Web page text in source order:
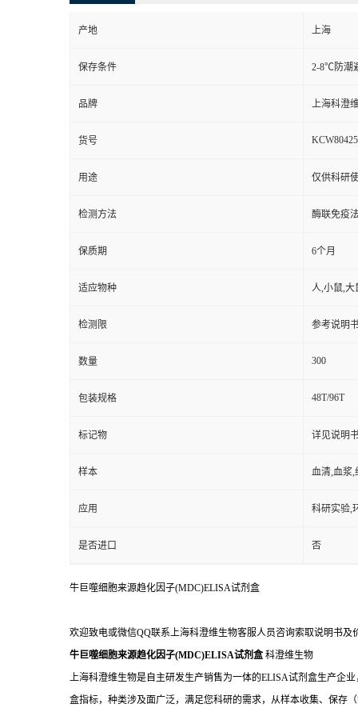
产地 上海
保存条件 2-8℃防潮
品牌 上海科澄
货号 KCW80425
用途 仅供科研
检测方法 酶联免疫
保质期 6个月
适应物种 人,小鼠,大
检测限 参考说明
数量 300
包装规格 48T/96T
标记物 详见说明
样本 血清,血浆,
应用 科研实验,
是否进口 否
牛巨噬细胞来源趋化因子(MDC)ELISA试剂盒
欢迎致电或微信QQ联系上海科澄维生物客服人员咨询索取说明书及
牛巨噬细胞来源趋化因子(MDC)ELISA试剂盒 科澄维生物
上海科澄维生物是自主研发生产销售为一体的ELISA试剂盒生产企
盒指标，种类涉及面广泛，满足您科研的需求，从样本收集、保存